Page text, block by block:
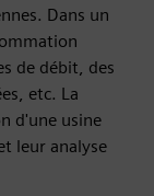
Dans un
de débit, des
etc. La
d'une usine
leur analyse